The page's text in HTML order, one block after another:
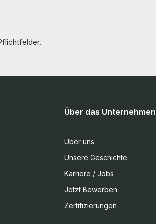
Über das Unternehmen
Über uns
Unsere Geschichte
Karriere / Jobs
Jetzt Bewerben
Zertifizierungen